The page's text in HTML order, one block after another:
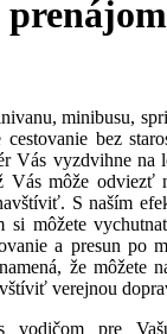
minibusu,
cestovanie bez
Vás vyzdvihne na
Vás môže odviezť
S naším
si môžete
a presun po
že môžete
verejnou
s vodičom pre